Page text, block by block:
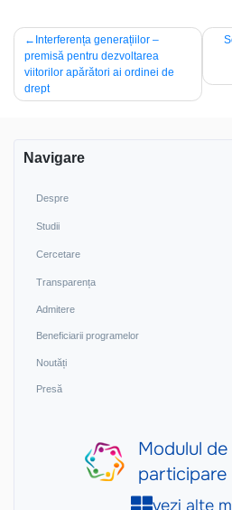
Navigare
în
articole
Interferența generațiilor –
premisă pentru dezvoltarea
viitorilor apărători ai ordinei de
drept
Navigare
Despre
Studii
Cercetare
Transparența
Admitere
Beneficiarii programelor
Noutăți
Presă